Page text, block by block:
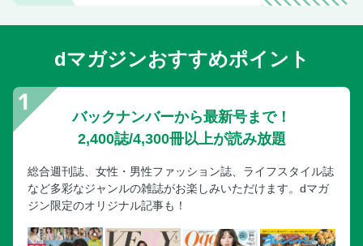
霧島／霧島神宮周辺／人気スポット周遊ドライブ
霧島／霧島／霧島の温泉宿
霧島／まだまだあります！霧島おすすめスポット
鹿児島タウンからひと足延ばして 周辺エリア／大隅半島／
絶景！シーサイドドライブ
鹿児島タウンからひと足延ばして 周辺エリア／大隅半島／
海の幸グルメ
dマガジンおすすめポイント
バックナンバーから最新号まで！
2,400誌/4,300冊以上が読み放題
総合週刊誌、女性・男性ファッション誌、ライフスタイル誌
など多彩なジャンルの雑誌がお楽しみいただけます。dマガ
ジン限定のオリジナル記事も！